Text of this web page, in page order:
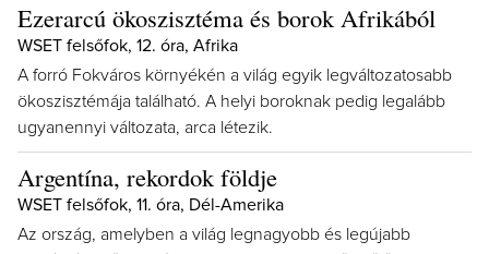
Ezerarcú ökoszisztéma és borok Afrikából
WSET felsőfok, 12. óra, Afrika
A forró Fokváros környékén a világ egyik legváltozatosabb
ökoszisztémája található. A helyi boroknak pedig legalább
ugyanennyi változata, arca létezik.
Argentína, rekordok földje
WSET felsőfok, 11. óra, Dél-Amerika
Az ország, amelyben a világ legnagyobb és legújabb